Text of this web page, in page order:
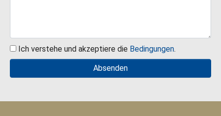
Ich verstehe und akzeptiere die Bedingungen.